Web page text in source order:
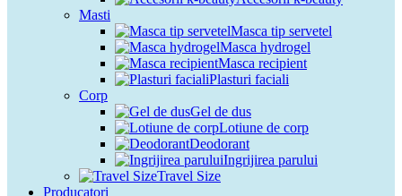
Masti
Masca tip servetel
Masca hydrogel
Masca recipient
Plasturi faciali
Corp
Gel de dus
Lotiune de corp
Deodorant
Ingrijirea parului
Travel Size
Producatori